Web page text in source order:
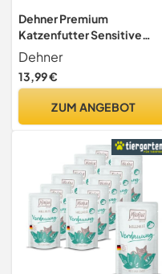
Dehner Premium
Katzenfutter Sensitive
Multipack, Nassfutter, für
ernährungssensible Katzen,
je 4 x Huhn / Rind / Pute, 12 x
Dehner
13,99 €
ZUM ANGEBOT